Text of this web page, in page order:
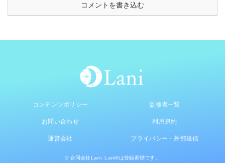
コメントを書き込む
コンテンツポリシー 監修者一覧
お問い合わせ 利用規約
運営会社 プライバシー・外部送信
© 合同会社Lani. Lani®は登録商標です。